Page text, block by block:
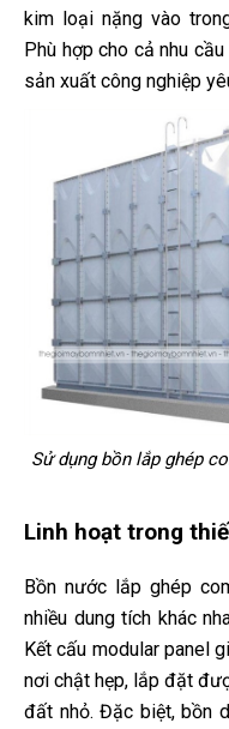
kim loại nặng vào
Phù hợp cho cả nhu
sản xuất công nghiệp
Sử dụng bồn lắp ghép
Linh hoạt trong
Bồn nước lắp ghép
nhiều dung tích khác
Kết cấu modular panel
nơi chật hẹp, lắp đặt
đất nhỏ. Đặc biệt, bồn